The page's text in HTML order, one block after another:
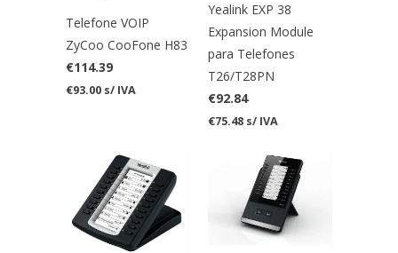
Telefone VOIP
ZyCoo CooFone H83
€114.39
€93.00 s/ IVA
Yealink EXP 38
Expansion Module
para Telefones
T26/T28PN
€92.84
€75.48 s/ IVA